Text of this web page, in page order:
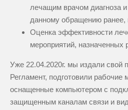
лечащим врачом диагноза
данному обращению ранее,
Оценка эффективности
мероприятий, назначенных
Уже 22.04.2020г. мы издали свой
Регламент, подготовили рабочие
оснащенные компьютером с
защищенным каналам связи и